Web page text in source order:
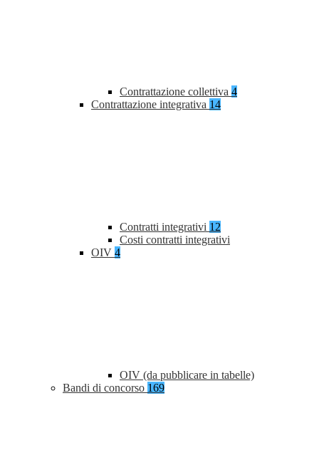
Contrattazione collettiva 4
Contrattazione integrativa 14
Contratti integrativi 12
Costi contratti integrativi
OIV 4
OIV (da pubblicare in tabelle)
Bandi di concorso 169